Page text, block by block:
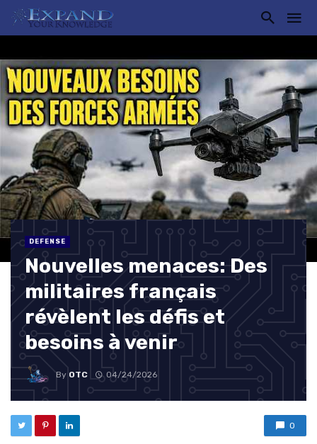
DEFENSE
Nouvelles menaces: Des
militaires français
révèlent les défis et
besoins à venir
By OTC 04/24/2026
0